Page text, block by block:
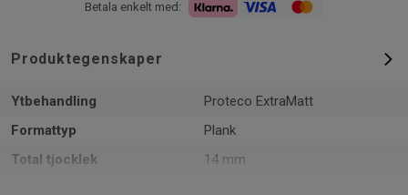
Betala enkelt med:
Produktegenskaper
Ytbehandling
Proteco ExtraMatt
Formattyp
Plank
Total tjocklek
14 mm